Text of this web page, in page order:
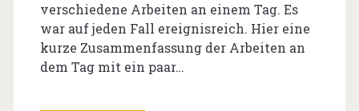
verschiedene Arbeiten an einem Tag. Es
war auf jeden Fall ereignisreich. Hier eine
kurze Zusammenfassung der Arbeiten an
dem Tag mit ein paar…